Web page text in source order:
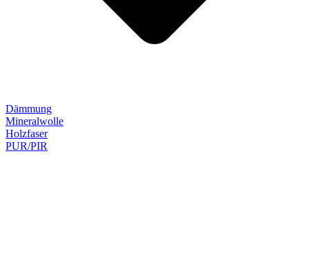
Dämmung
Mineralwolle
Holzfaser
PUR/PIR